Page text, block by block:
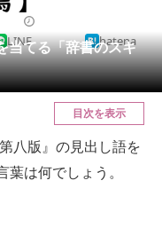
てる「辞書のスキ
LINE hatena
目次を表示
八版』の見出し語を
葉は何でしょう。